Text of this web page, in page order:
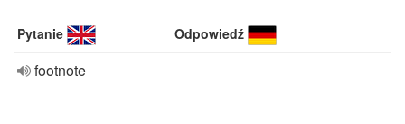
Pytanie Odpowiedź
footnote